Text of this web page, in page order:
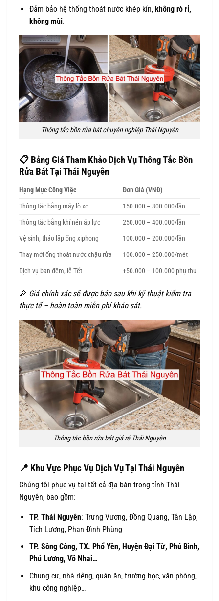
Đảm bảo hệ thống thoát nước khép kín, không rò rỉ,
không mùi.
Thông tắc bồn rửa bát chuyên nghiệp Thái Nguyên
📋 Bảng Giá Tham Khảo Dịch Vụ Thông Tắc Bồn
Rửa Bát Tại Thái Nguyên
Hạng Mục Công Việc
Đơn Giá (VNĐ)
Thông tắc bằng máy lò xo
150.000 – 300.000/lần
Thông tắc bằng khí nén áp lực
250.000 – 400.000/lần
Vệ sinh, tháo lắp ống xiphong
100.000 – 200.000/lần
Thay mới ống thoát nước chậu rửa
100.000 – 250.000/mét
Dịch vụ ban đêm, lễ Tết
+50.000 – 100.000 phụ thu
🔎 Giá chính xác sẽ được báo sau khi kỹ thuật kiểm tra
thực tế – hoàn toàn miễn phí khảo sát.
Thông tắc bồn rửa bát giá rẻ Thái Nguyên
📍 Khu Vực Phục Vụ Dịch Vụ Tại Thái Nguyên
Chúng tôi phục vụ tại tất cả địa bàn trong tỉnh Thái
Nguyên, bao gồm:
TP. Thái Nguyên: Trưng Vương, Đồng Quang, Tân Lập,
Tích Lương, Phan Đình Phùng
TP. Sông Công, TX. Phổ Yên, Huyện Đại Từ, Phú Bình,
Phú Lương, Võ Nhai…
Chung cư, nhà riêng, quán ăn, trường học, văn phòng,
khu công nghiệp…